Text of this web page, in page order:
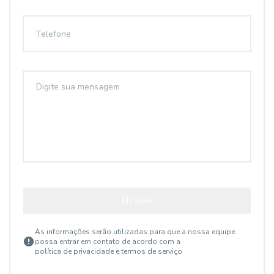
As informações serão utilizadas para que a nossa equipe
possa entrar em contato de acordo com a
política de privacidade e termos de serviço